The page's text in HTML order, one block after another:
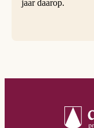
jaar daarop.